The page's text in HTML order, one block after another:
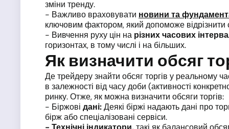
зміни тренду.
- Важливо враховувати новини та
ключовим фактором, який допоможе відрізнити
- Вивчення руху цін на різних часових
горизонтах, в тому числі і на більших.
Як визначити обсяг
Де трейдеру знайти обсяг торгів у реальному
в залежності від часу доби (активності
ринку. Отже, як можна визначити обсяги торгів:
- Біржові дані:Деякі біржі надають дані про
бірж або спеціалізовані сервіси.